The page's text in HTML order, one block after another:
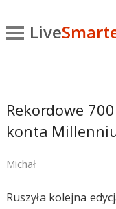
Live
Rekordowe
konta
Michał
Ruszyła kolejna